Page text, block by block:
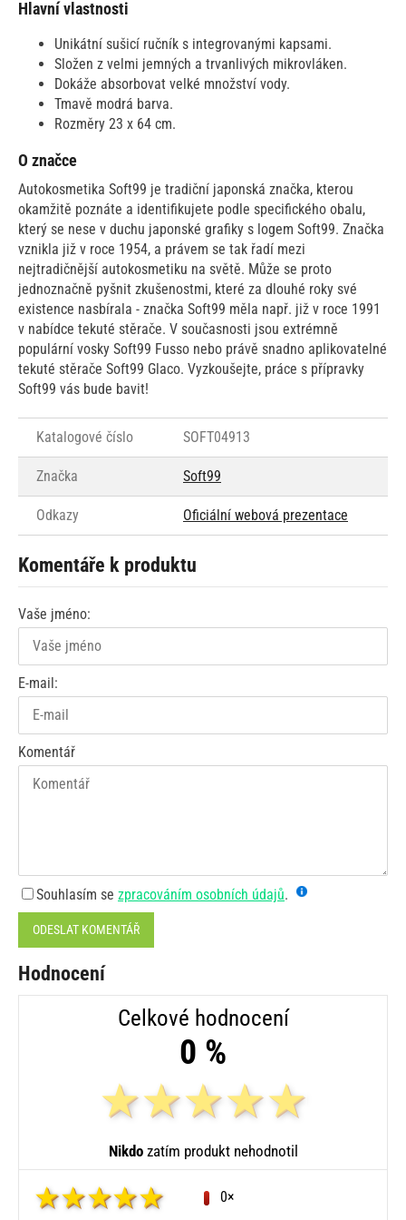
Hlavní vlastnosti
Unikátní sušicí ručník s integrovanými kapsami.
Složen z velmi jemných a trvanlivých mikrovláken.
Dokáže absorbovat velké množství vody.
Tmavě modrá barva.
Rozměry 23 x 64 cm.
O značce
Autokosmetika Soft99 je tradiční japonská značka, kterou
okamžitě poznáte a identifikujete podle specifického obalu,
který se nese v duchu japonské grafiky s logem Soft99. Značka
vznikla již v roce 1954, a právem se tak řadí mezi
nejtradičnější autokosmetiku na světě. Může se proto
jednoznačně pyšnit zkušenostmi, které za dlouhé roky své
existence nasbírala - značka Soft99 měla např. již v roce 1991
v nabídce tekuté stěrače. V současnosti jsou extrémně
populární vosky Soft99 Fusso nebo právě snadno aplikovatelné
tekuté stěrače Soft99 Glaco. Vyzkoušejte, práce s přípravky
Soft99 vás bude bavit!
Katalogové číslo SOFT04913
Značka Soft99
Odkazy Oficiální webová prezentace
Komentáře k produktu
Vaše jméno:
E-mail:
Komentář
Souhlasím se zpracováním osobních údajů.
ODESLAT KOMENTÁŘ
Hodnocení
Celkové hodnocení
0 %
Nikdozatím produkt nehodnotil
0×